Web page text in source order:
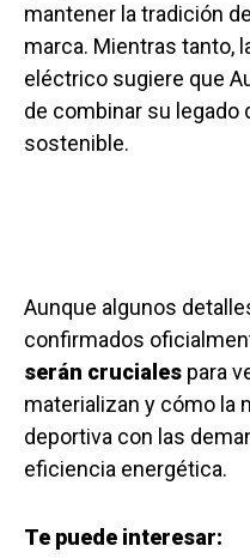
mantener la tradición
marca. Mientras tanto,
eléctrico sugiere que
de combinar su
sostenible.
Aunque algunos
confirmados
serán cruciales para
materializan y cómo la
deportiva con las
eficiencia energética.
Te puede interesar: